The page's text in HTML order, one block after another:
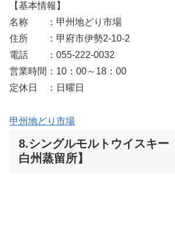
【基本情報】
名称 ：甲州地どり市場
住所 ：甲府市伊勢2-10-2
電話 ：055-222-0032
営業時間：10：00～18：00
定休日 ：日曜日
甲州地どり市場
8.シングルモルトウイスキー
白州蒸留所】